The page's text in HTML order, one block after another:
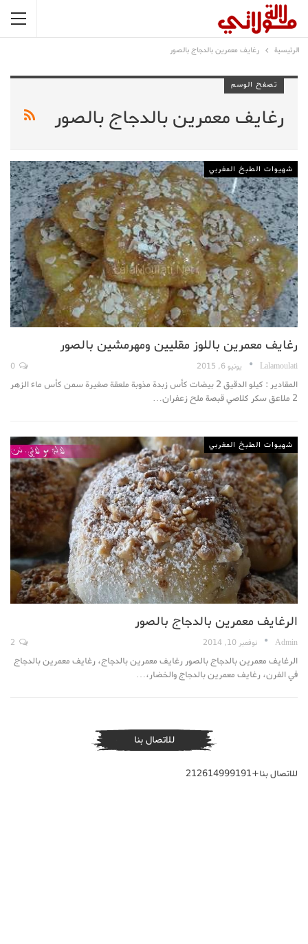
الرئيسية رغايف معمرين بالدجاج بالصور
تصفح الوسم
رغايف معمرين بالدجاج بالصور
شهيوات الطبخ المغربي
رغايف معمرين باللوز مقليين ومهرمشين بالصور
Lalamoulati يونيو 6, 2015
المقادير : كيلو الدقيق 2 بيضات كأس زبدة مذوبة ملعقة صغيرة سمن كأس ماء الزهر
2 ملاعق سكر كلاصي قبصة ملح زعفران…
شهيوات الطبخ المغربي
الرغايف معمرين بالدجاج بالصور
Admin نوفمبر 10, 2014
الرغايف معمرين بالدجاج بالصور رغايف معمرين بالدجاج، رغايف معمرين بالدجاج
في الفرن، رغايف معمرين بالدجاج والخضار،…
للاتصال بنا
للاتصال بنا+212614999191